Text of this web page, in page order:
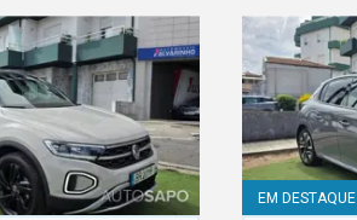
EM DESTAQUE